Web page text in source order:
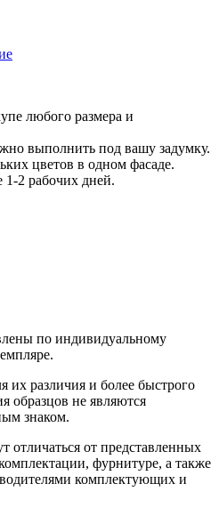
любого размера и
выполнить под вашу задумку.
цветов в одном фасаде.
1-2 рабочих дней.
по индивидуальному
их различия и более быстрого
образцов не являются
знаком.
отличаться от представленных
фурнитуре, а также
комплектующих и